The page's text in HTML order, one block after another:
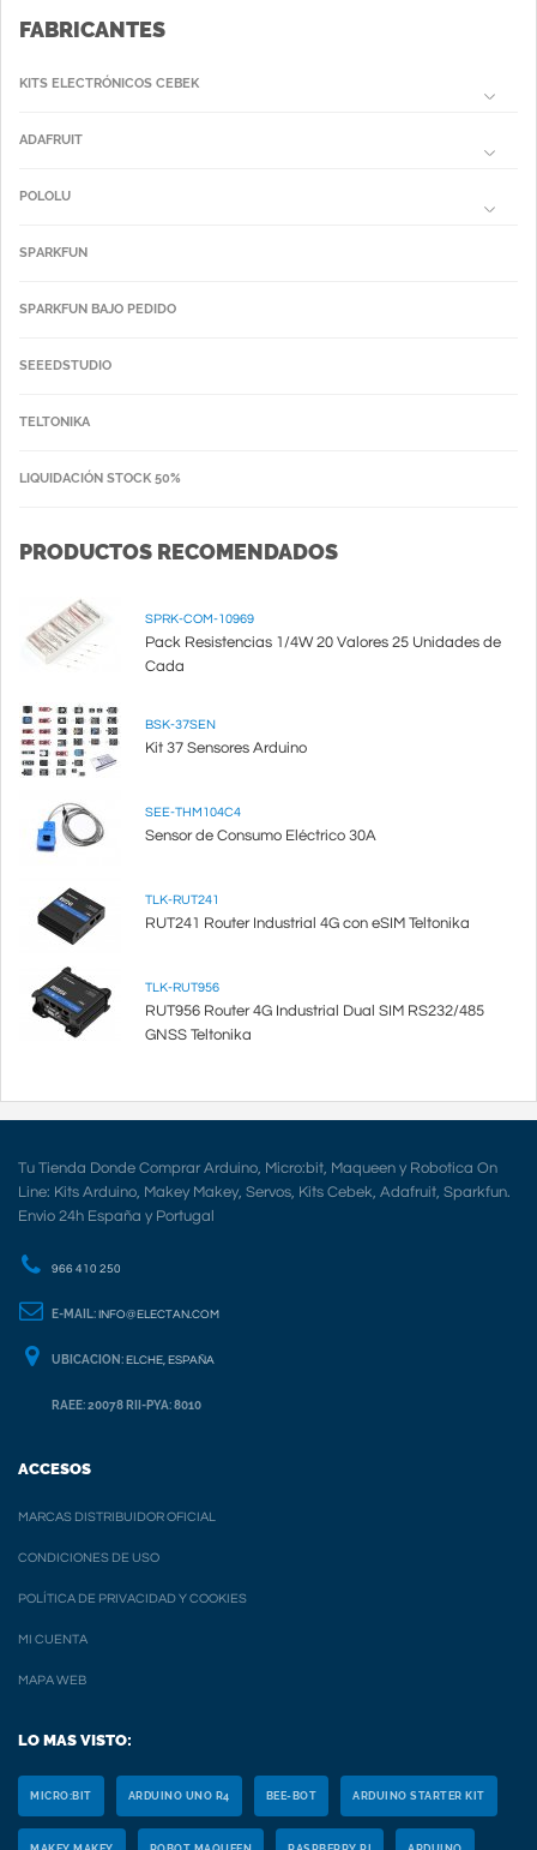
FABRICANTES
KITS ELECTRÓNICOS CEBEK
ADAFRUIT
POLOLU
SPARKFUN
SPARKFUN BAJO PEDIDO
SEEEDSTUDIO
TELTONIKA
LIQUIDACIÓN STOCK 50%
PRODUCTOS RECOMENDADOS
SPRK-COM-10969
Pack Resistencias 1/4W 20 Valores 25 Unidades de
Cada
BSK-37SEN
Kit 37 Sensores Arduino
SEE-THM104C4
Sensor de Consumo Eléctrico 30A
TLK-RUT241
RUT241 Router Industrial 4G con eSIM Teltonika
TLK-RUT956
RUT956 Router 4G Industrial Dual SIM RS232/485
GNSS Teltonika
Tu Tienda Donde Comprar Arduino, Micro:bit, Maqueen y Robotica On
Line: Kits Arduino, Makey Makey, Servos, Kits Cebek, Adafruit, Sparkfun.
Envio 24h España y Portugal
966 410 250
E-MAIL: INFO@ELECTAN.COM
UBICACION: ELCHE, ESPAÑA
RAEE: 20078 RII-PYA: 8010
ACCESOS
MARCAS DISTRIBUIDOR OFICIAL
CONDICIONES DE USO
POLÍTICA DE PRIVACIDAD Y COOKIES
MI CUENTA
MAPA WEB
LO MAS VISTO:
MICRO:BIT ARDUINO UNO R4 BEE-BOT ARDUINO STARTER KIT